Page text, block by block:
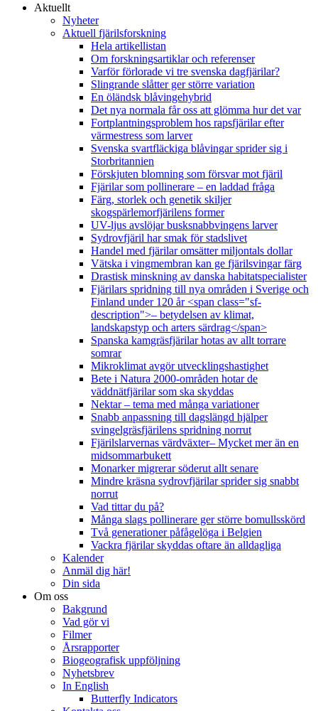
Aktuellt
Nyheter
Aktuell fjärilsforskning
Hela artikellistan
Om forskningsartiklar och referenser
Varför förlorade vi tre svenska dagfjärilar?
Slingrande slåtter ger större variation
En öländsk blåvingehybrid
Det nya normala får oss att glömma hur det var
Fortplantningsproblem hos rapsfjärilar efter
värmestress som larver
Svenska svartfläckiga blåvingar sprider sig i
Storbritannien
Förskjuten blomning som försvar mot fjäril
Fjärilar som pollinerare – en laddad fråga
Färg, storlek och genetik skiljer
skogspärlemorfjärilens former
UV-ljus avslöjar busksnabbvingens larver
Sydrovfjäril har smak för stadslivet
Handel med fjärilar omsätter miljontals dollar
Vätska i vingmembran kan ge fjärilsvingar färg
Drastisk minskning av danska habitatspecialister
Fjärilars spridning till nya områden i Sverige och
Finland under 120 år <span class="sf-
description">– betydelsen av klimat,
landskapstyp och arters särdrag</span>
Spanska kamgräsfjärilar hotas av allt torrare
somrar
Mikroklimat avgör utvecklingshastighet
Bete i Natura 2000-områden hotar de
väddnätfjärilar som ska skyddas
Nektar – tema med många variationer
Snabb anpassning till dagslängd hjälper
svingelgräsfjärilens spridning norrut
Fjärilslarvernas värdväxter– Mycket mer än en
midsommarbukett
Monarker migrerar söderut allt senare
Mindre kräsna sydrovfjärilar sprider sig snabbt
norrut
Vad tittar du på?
Många slags pollinerare ger större bomullsskörd
Två generationer påfågelöga i Belgien
Vackra fjärilar skyddas oftare än alldagliga
Kalender
Anmäl dig här!
Din sida
Om oss
Bakgrund
Vad gör vi
Filmer
Årsrapporter
Biogeografisk uppföljning
Nyhetsbrev
In English
Butterfly Indicators